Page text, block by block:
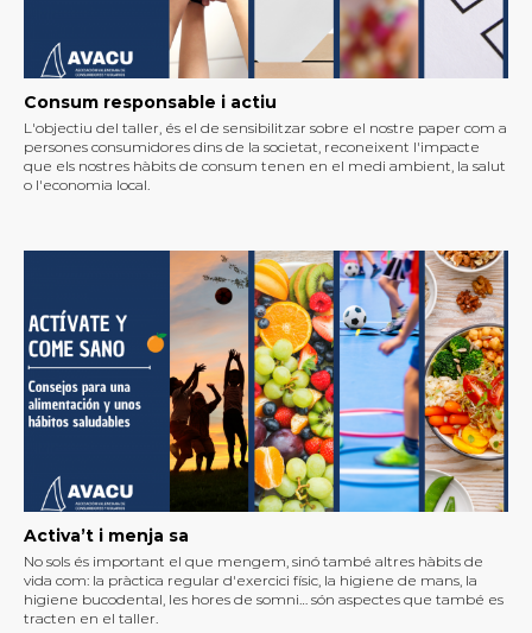
Consum responsable i actiu
L'objectiu del taller, és el de sensibilitzar sobre el nostre paper com a
persones consumidores dins de la societat, reconeixent l'impacte
que els nostres hàbits de consum tenen en el medi ambient, la salut
o l'economia local.
Activa’t i menja sa
No sols és important el que mengem, sinó també altres hàbits de
vida com: la pràctica regular d'exercici físic, la higiene de mans, la
higiene bucodental, les hores de somni… són aspectes que també es
tracten en el taller.